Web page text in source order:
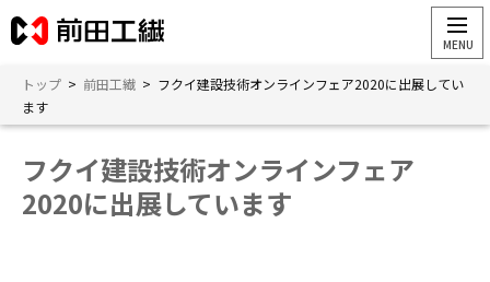
トップ > 前田工繊 > フクイ建設技術オンラインフェア2020に出展してい
ます
フクイ建設技術オンラインフェア
2020に出展しています